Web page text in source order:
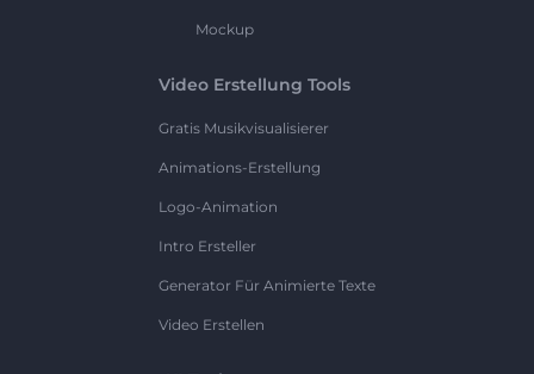
Mockup
Video Erstellung Tools
Gratis Musikvisualisierer
Animations-Erstellung
Logo-Animation
Intro Ersteller
Generator Für Animierte Texte
Video Erstellen